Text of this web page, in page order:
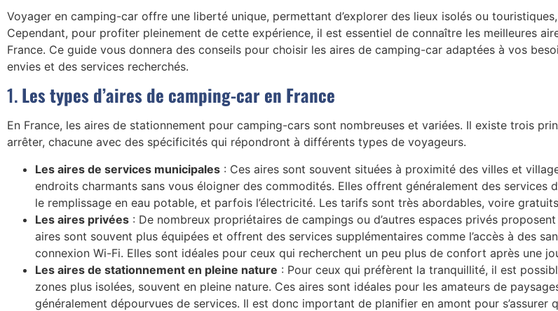
Voyager en camping-car offre une liberté unique, permettant d’explorer des lieux isolés ou
Cependant, pour profiter pleinement de cette expérience, il est essentiel de connaître les meilleures
France. Ce guide vous donnera des conseils pour choisir les aires de camping-car adaptées à vos
envies et des services recherchés.
1.Les types d’aires de camping-car en France
En France, les aires de stationnement pour camping-cars sont nombreuses et variées. Il existe trois
arrêter, chacune avec des spécificités qui répondront à différents types de voyageurs.
Les aires de services municipales : Ces aires sont souvent situées à proximité des villes et
endroits charmants sans vous éloigner des commodités. Elles offrent généralement des services
le remplissage en eau potable, et parfois l’électricité. Les tarifs sont très abordables, voire
Les aires privées : De nombreux propriétaires de campings ou d’autres espaces privés
aires sont souvent plus équipées et offrent des services supplémentaires comme l’accès à des
connexion Wi-Fi. Elles sont idéales pour ceux qui recherchent un peu plus de confort après une
Les aires de stationnement en pleine nature : Pour ceux qui préfèrent la tranquillité, il est
zones plus isolées, souvent en pleine nature. Ces aires sont idéales pour les amateurs de
généralement dépourvues de services. Il est donc important de planifier en amont pour